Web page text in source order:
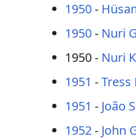
1950-
1950- Nuri
1950 - Nuri
1951 -Tress
1951 - João
1952- John